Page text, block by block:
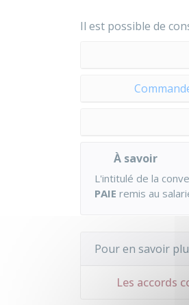
Il est possible de
À savoir
L'intitulé de la
PAIE remis au
Pour en savoir
Les accords